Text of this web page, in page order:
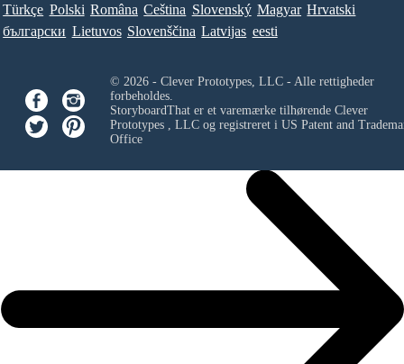
Türkçe Polski Româna Ceština Slovenský Magyar Hrvatski
български Lietuvos Slovenščina Latvijas eesti
© 2026 - Clever Prototypes, LLC - Alle rettigheder
forbeholdes.
StoryboardThat er et varemærke tilhørende Clever
Prototypes , LLCog registreret i US Patent and
Office